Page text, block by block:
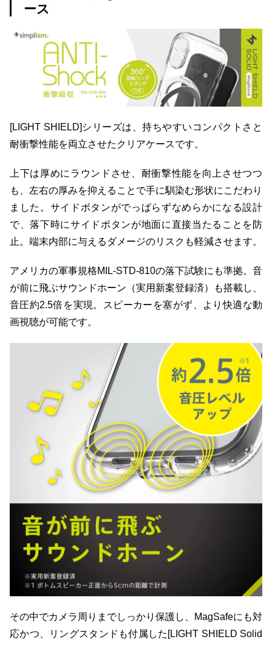
ース
[LIGHT SHIELD]シリーズは、持ちやすいコンパクトさと
耐衝撃性能を両立させたクリアケースです。
上下は厚めにラウンドさせ、耐衝撃性能を向上させつつ
も、左右の厚みを抑えることで手に馴染む形状にこだわり
ました。サイドボタンがでっぱらずなめらかになる設計
で、落下時にサイドボタンが地面に直接当たることを防
止。端末内部に与えるダメージのリスクも軽減させます。
アメリカの軍事規格MIL-STD-810の落下試験にも準拠。音
が前に飛ぶサウンドホーン（実用新案登録済）も搭載し、
音圧約2.5倍を実現。スピーカーを塞がず、より快適な動
画視聴が可能です。
その中でカメラ周りまでしっかり保護し、MagSafeにも対
応かつ、リングスタンドも付属した[LIGHT SHIELD Solid